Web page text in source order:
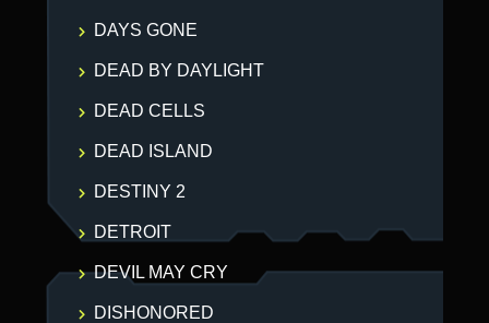
DAYS GONE
DEAD BY DAYLIGHT
DEAD CELLS
DEAD ISLAND
DESTINY 2
DETROIT
DEVIL MAY CRY
DISHONORED